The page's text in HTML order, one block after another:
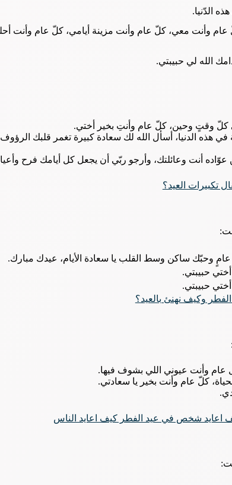
الدّنيا.
كلّ عام وأنت معي، كلّ عام وأنت مزينة أيامي، كلّ عام
الله لي حبيبتي.
كلّ وقتٍ وحين، كلّ عام وأنتِ بخير أختي.
في هذه الدنيا، أسأل الله لك سعادة كبيرة تغمر قلبك
أنت وعائلتك، وأرجو ربّي أن يجعل كل أيامك فرح
تكبيرات العيد؟
وحبّك ساكن وسط القلب يا سعادة الأيام، عيدك مبارك.
حبيبتي.
حبيبتي.
وكيف نهنئ بالعيد؟
عام وأنت عيوني اللي بشوف فيها.
كلّ عام وأنت بخير يا سعادتي.
اعايد شخص في عيد الفطر كيف اعايد الناس